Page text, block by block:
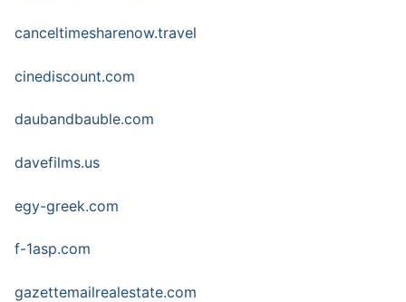
canceltimesharenow.travel
cinediscount.com
daubandbauble.com
davefilms.us
egy-greek.com
f-1asp.com
gazettemailrealestate.com